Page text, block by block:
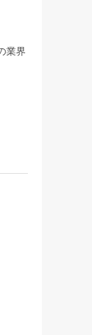
業界